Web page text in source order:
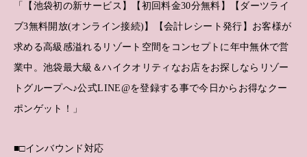
「【池袋初の新サービス】【初回料金30分無料】【ダーツライ
ブ3無料開放(オンライン接続)】【会計レシート発行】お客様が
求める高級感溢れるリゾート空間をコンセプトに年中無休で営
業中。池袋最大級＆ハイクオリティなお店をお探しならリゾー
トグループへ♪公式LINE@を登録する事で今日からお得なクー
ポンゲット！」
■□インバウンド対応